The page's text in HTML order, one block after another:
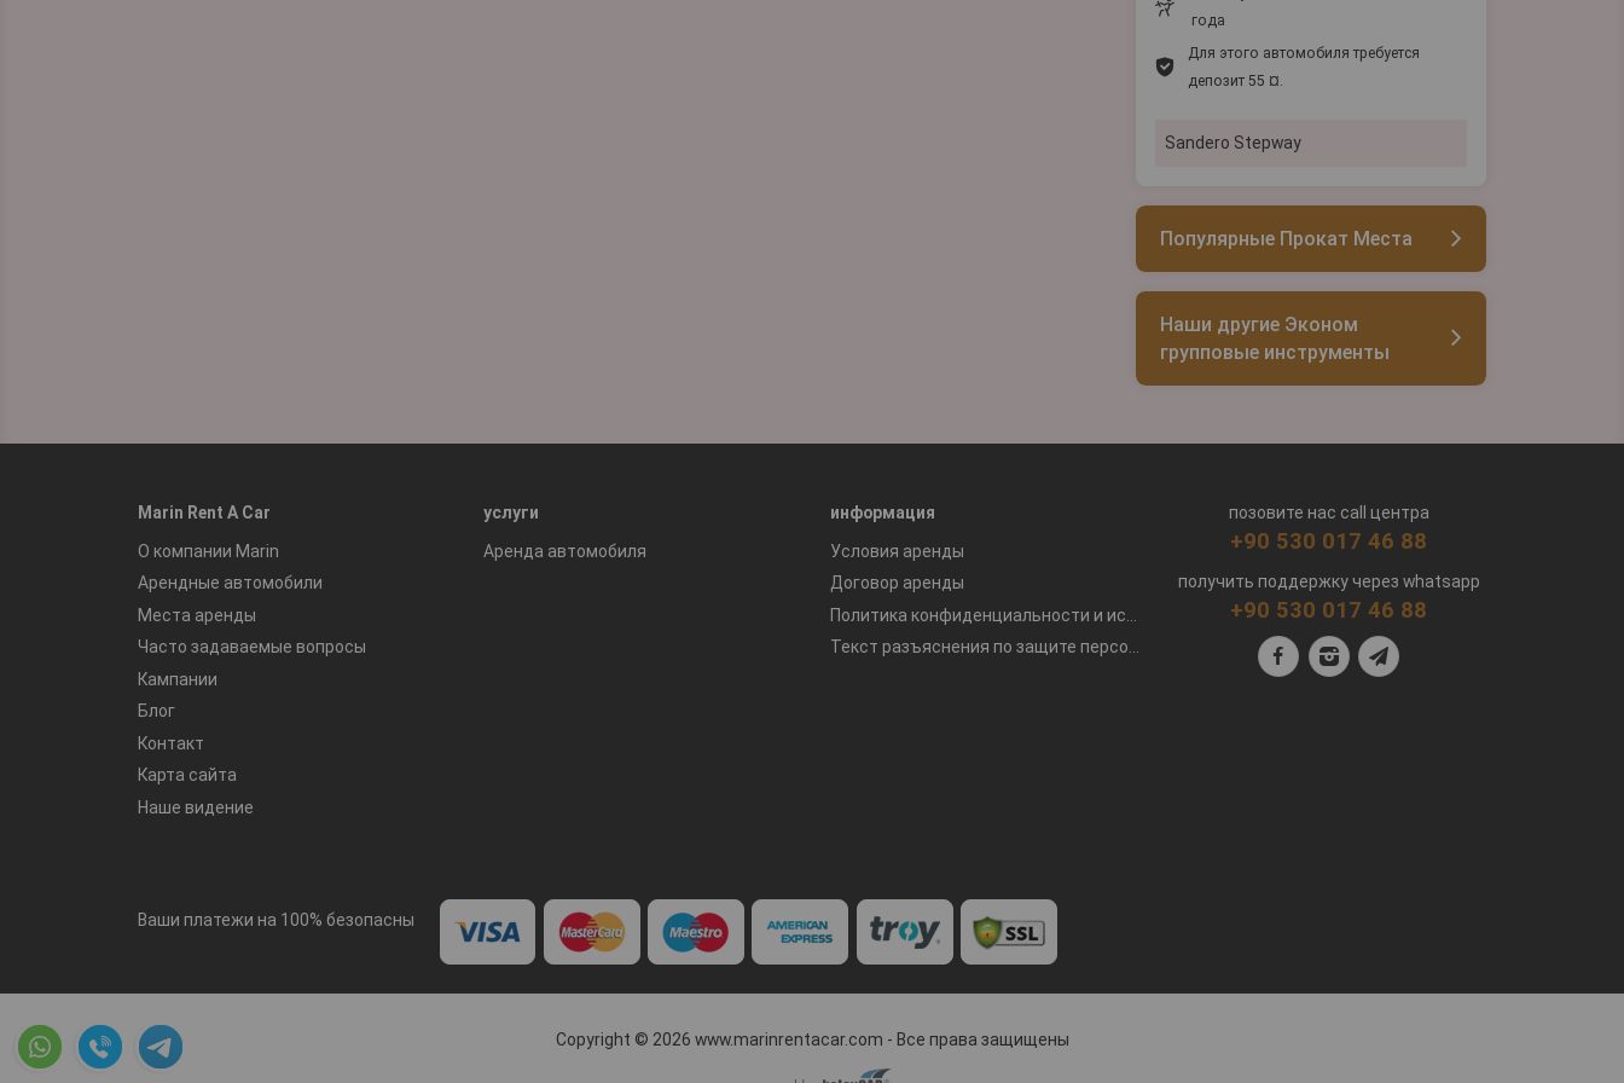
года
Для этого автомобиля требуется
депозит 55 ¤.
Sandero Stepway
Популярные Прокат Места
Наши другие Эконом
групповые инструменты
Marin Rent A Car
О компании Marin
Арендные автомобили
Места аренды
Часто задаваемые вопросы
Кампании
Блог
Контакт
Карта сайта
Наше видение
услуги
Аренда автомобиля
информация
Условия аренды
Договор аренды
Текст разъяснения по защите персональных данных
позовите нас call центра
+90 530 017 46 88
получить поддержку через whatsapp
+90 530 017 46 88
Ваши платежи на 100% безопасны
Copyright © 2026 www.marinrentacar.com - Все права защищены